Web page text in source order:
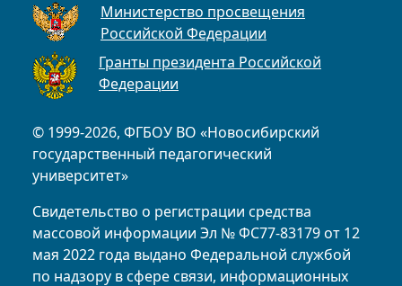
© 1999-2026, ФГБОУ ВО «Новосибирский
государственный педагогический
университет»
Свидетельство о регистрации средства
массовой информации Эл № ФС77-83179 от 12
мая 2022 года выдано Федеральной службой
по надзору в сфере связи, информационных
Министерство просвещения
Российской Федерации
Гранты президента Российской
Федерации